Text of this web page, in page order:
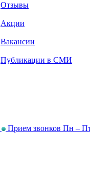
Отзывы
Акции
Вакансии
Публикации в СМИ
Прием звонков Пн –